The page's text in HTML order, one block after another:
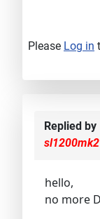
Please Log in
Replied by
sl1200mk2
hello,
no more